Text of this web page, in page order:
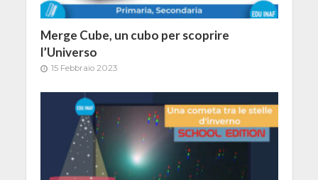
Merge Cube, un cubo per scoprire
l’Universo
15 Febbraio 2023